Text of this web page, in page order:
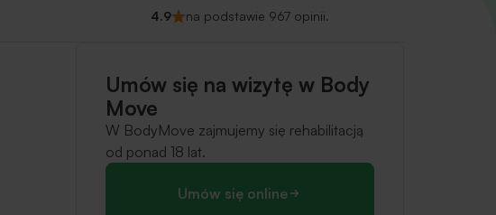
4.9 na podstawie 967 opinii.
Umów się na wizytę w Body
Move
W BodyMove zajmujemy się rehabilitacją
od ponad 18 lat.
Umów się online